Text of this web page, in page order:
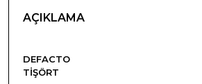
AÇIKLAMA
DEFACTO
TIŞÖRT